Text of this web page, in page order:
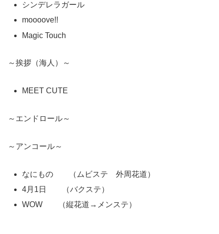
シンデレラガール
moooove!!
Magic Touch
～挨拶（海人）～
MEET CUTE
～エンドロール～
～アンコール～
なにもの （ムビステ 外周花道）
4月1日 （バクステ）
WOW （縦花道→メンステ）